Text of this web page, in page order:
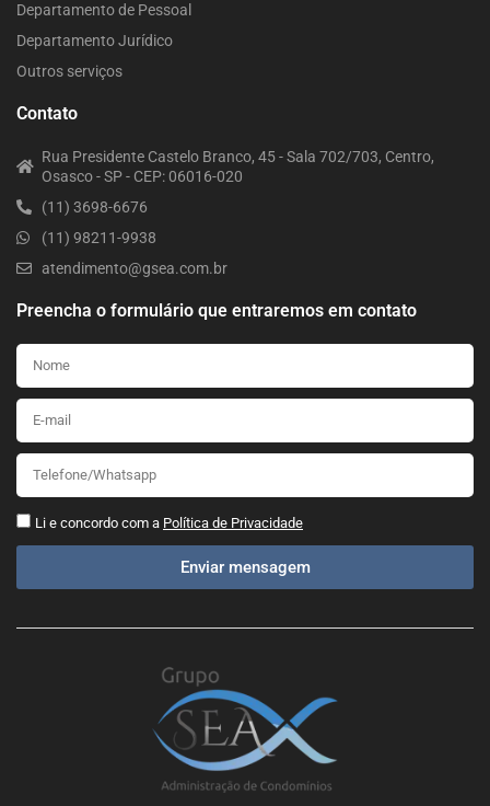
Departamento de Pessoal
Departamento Jurídico
Outros serviços
Contato
Rua Presidente Castelo Branco, 45 - Sala 702/703, Centro,
Osasco - SP - CEP: 06016-020
(11) 3698-6676
(11) 98211-9938
atendimento@gsea.com.br
Preencha o formulário que entraremos em contato
Li e concordo com a Política de Privacidade
Enviar mensagem